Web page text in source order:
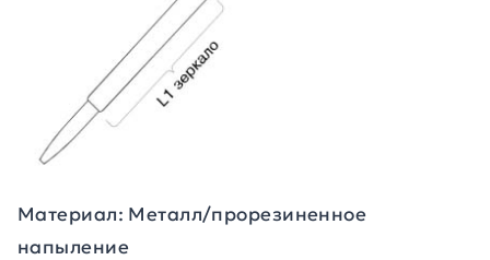
Материал: Металл/прорезиненное
напыление